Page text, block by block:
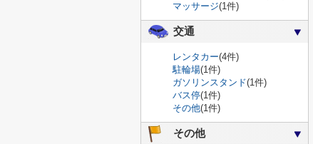
マッサージ(1件)
交通
レンタカー(4件)
駐輪場(1件)
ガソリンスタンド(1件)
バス停(1件)
その他(1件)
その他